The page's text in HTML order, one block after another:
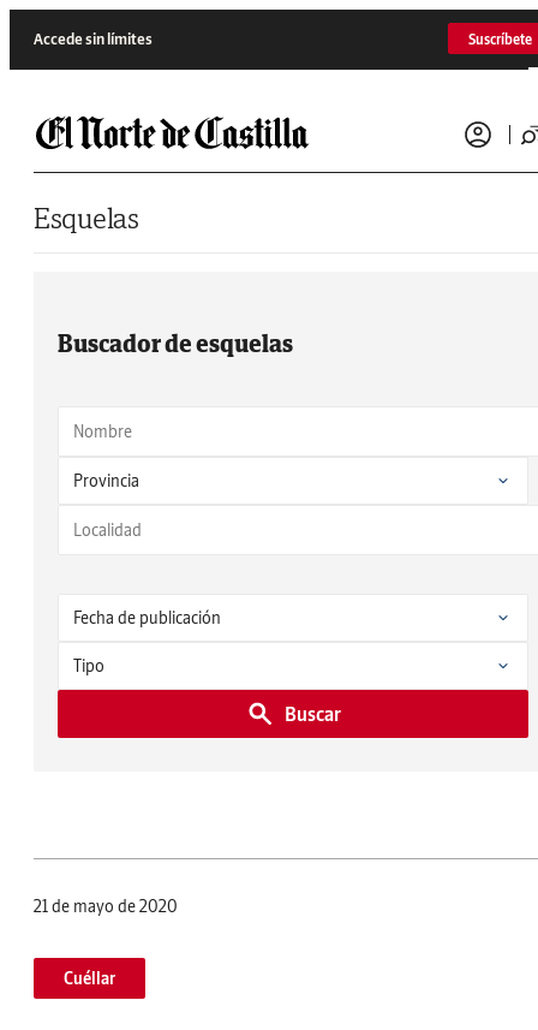
Accede sin límites Suscríbete
Esquelas
Buscador de esquelas
Buscar
21 de mayo de 2020
Cuéllar